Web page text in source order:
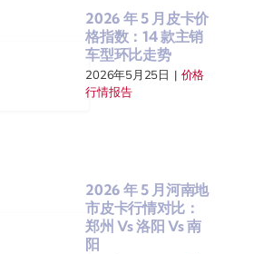
2026 年 5 月皮卡价
格指数：14 款主销
车型环比走势
2026年5月25日 | 价格
行情报告
2026 年 5 月河南地
市皮卡行情对比：
郑州 Vs 洛阳 Vs 南
阳